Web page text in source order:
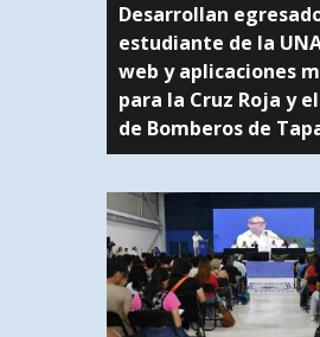
Desarrollan
estudiante de la
web y aplicaciones
para la Cruz Roja y
de Bomberos de